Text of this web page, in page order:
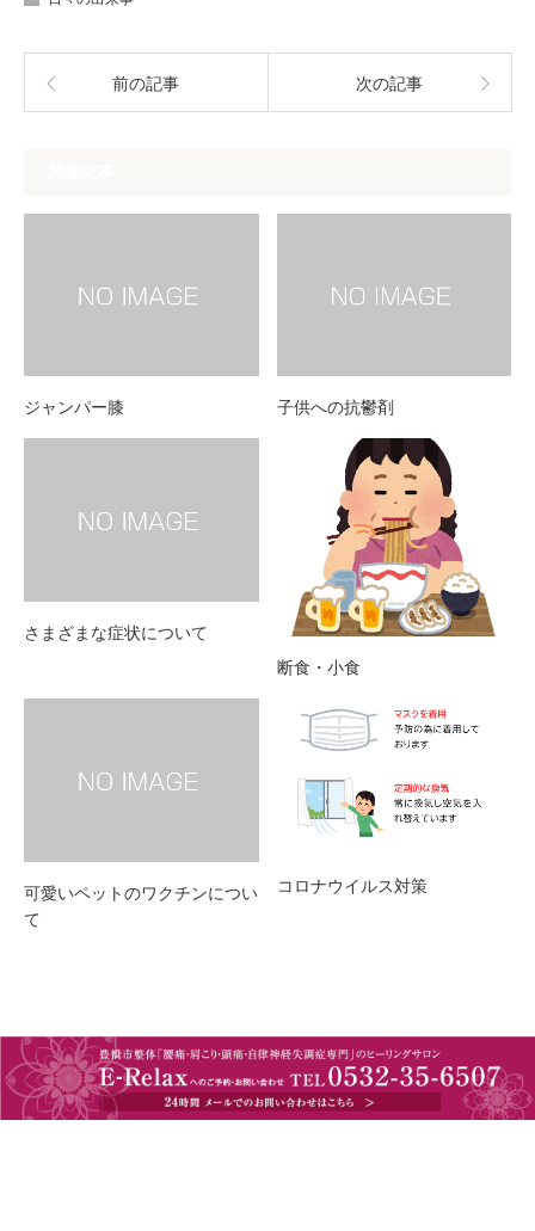
前の記事 次の記事
ジャンパー膝 子供への抗鬱剤
さまざまな症状について
断食・小食
可愛いペットのワクチンについ
て
コロナウイルス対策